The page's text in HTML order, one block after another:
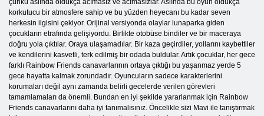
çünkü aslında oldukça acımasız ve acımasızlar. Aslında bu oyun oldukça
korkutucu bir atmosfere sahip ve bu yüzden heyecanı bu kadar seven
herkesin ilgisini çekiyor. Orijinal versiyonda olaylar lunaparka giden
çocukların etrafında gelişiyordu. Birlikte otobüse bindiler ve bir maceraya
doğru yola çıktılar. Oraya ulaşamadılar. Bir kaza geçirdiler, yollarını kaybettiler
ve kendilerini kasvetli, terk edilmiş bir odada buldular. Artık çocuklar, her gece
farklı Rainbow Friends canavarlarının ortaya çıktığı bu yaşanmaz yerde 5
gece hayatta kalmak zorundadır. Oyuncuların sadece karakterlerini
korumaları değil aynı zamanda belirli gecelerde verilen görevleri
tamamlamaları da önemli. Bundan en iyi şekilde yararlanmak için Rainbow
Friends canavarlarını daha iyi tanımalısınız. Öncelikle sizi Mavi ile tanıştırmak